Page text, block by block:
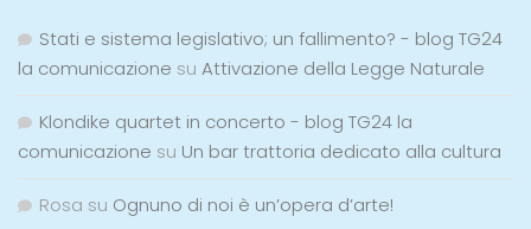
Stati e sistema legislativo; un fallimento? - blog TG24
la comunicazione su Attivazione della Legge Naturale
Klondike quartet in concerto - blog TG24 la
comunicazione su Un bar trattoria dedicato alla cultura
Rosa su Ognuno di noi è un’opera d’arte!